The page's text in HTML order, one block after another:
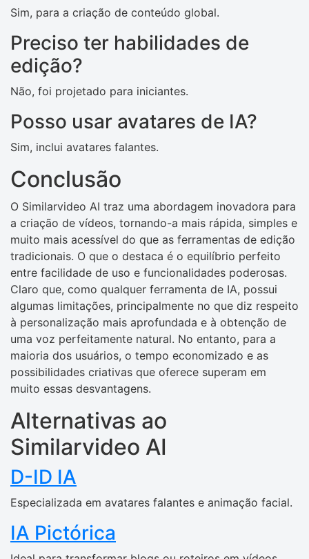
Sim, para a criação de conteúdo global.
Preciso ter habilidades de
edição?
Não, foi projetado para iniciantes.
Posso usar avatares de IA?
Sim, inclui avatares falantes.
Conclusão
O Similarvideo AI traz uma abordagem inovadora para
a criação de vídeos, tornando-a mais rápida, simples e
muito mais acessível do que as ferramentas de edição
tradicionais. O que o destaca é o equilíbrio perfeito
entre facilidade de uso e funcionalidades poderosas.
Claro que, como qualquer ferramenta de IA, possui
algumas limitações, principalmente no que diz respeito
à personalização mais aprofundada e à obtenção de
uma voz perfeitamente natural. No entanto, para a
maioria dos usuários, o tempo economizado e as
possibilidades criativas que oferece superam em
muito essas desvantagens.
Alternativas ao
Similarvideo AI
D-ID IA
Especializada em avatares falantes e animação facial.
IA Pictórica